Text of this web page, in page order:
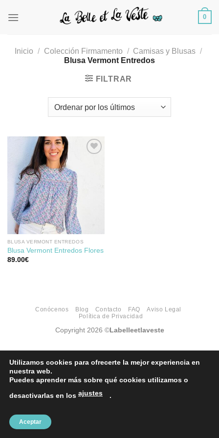
0
Inicio / Colección Firmamento / Camisas y Blusas /
Blusa Vermont Entredos
FILTRAR
BLUSA VERMONT ENTREDOS
Blusa Vermont Entredos Flores
89.00€
Conócenos Blog Contacto FAQ
Aviso Legal
Política de Privacidad
Copyright 2026 ©Labelleetlaveste
Utilizamos cookies para ofrecerte la mejor experiencia en
nuestra web.
Puedes aprender más sobre qué cookies utilizamos o
desactivarlas en los ajustes .
Aceptar